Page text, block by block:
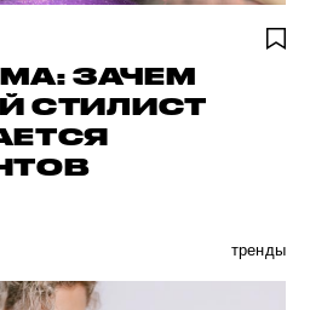
ЗАЧЕМ
СТИЛИСТ
тренды